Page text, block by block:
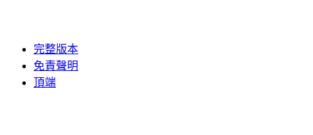
完整版本
免責聲明
頂端